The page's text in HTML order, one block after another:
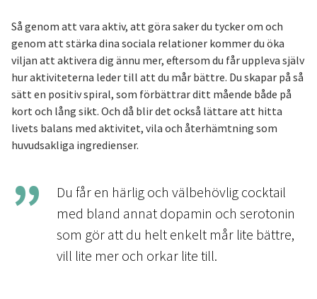
Så genom att vara aktiv, att göra saker du tycker om och
genom att stärka dina sociala relationer kommer du öka
viljan att aktivera dig ännu mer, eftersom du får uppleva själv
hur aktiviteterna leder till att du mår bättre. Du skapar på så
sätt en positiv spiral, som förbättrar ditt mående både på
kort och lång sikt. Och då blir det också lättare att hitta
livets balans med aktivitet, vila och återhämtning som
huvudsakliga ingredienser.
Du får en härlig och välbehövlig cocktail
med bland annat dopamin och serotonin
som gör att du helt enkelt mår lite bättre,
vill lite mer och orkar lite till.